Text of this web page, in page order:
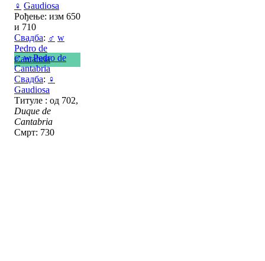
♀ Gaudiosa
Рођење: изм 650
и 710
Свадба: ♂ w
Pedro de
Cantabria
♂ w Pedro de
Cantabria
Свадба: ♀
Gaudiosa
Титуле : од 702,
Duque de
Cantabria
Смрт: 730